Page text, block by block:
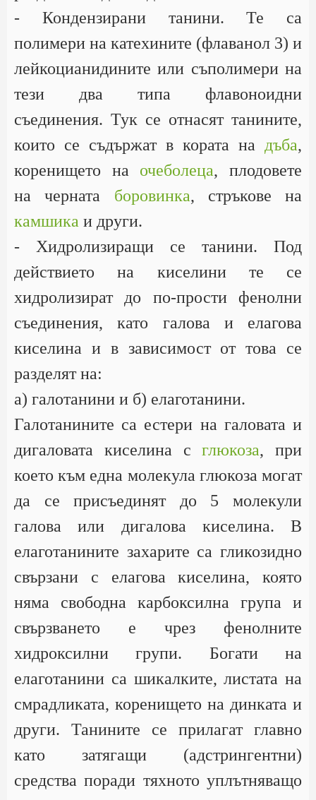
- Кондензирани танини. Те са
полимери на катехините (флаванол 3) и
лейкоцианидините или съполимери на
тези два типа флавоноидни
съединения. Тук се отнасят танините,
които се съдържат в кората на дъба,
коренището на очеболеца, плодовете
на черната боровинка, стръкове на
камшика и други.
- Хидролизиращи се танини. Под
действието на киселини те се
хидролизират до по-прости фенолни
съединения, като галова и елагова
киселина и в зависимост от това се
разделят на:
а) галотанини и б) елаготанини.
Галотанините са естери на галовата и
дигаловата киселина сглюкоза, при
което към една молекула глюкоза могат
да се присъединят до 5 молекули
галова или дигалова киселина. В
елаготанините захарите са гликозидно
свързани с елагова киселина, която
няма свободна карбоксилна група и
свързването е чрез фенолните
хидроксилни групи. Богати на
елаготанини са шикалките, листата на
смрадликата, коренището на динката и
други. Танините се прилагат главно
като затягащи (адстрингентни)
средства поради тяхното уплътняващо